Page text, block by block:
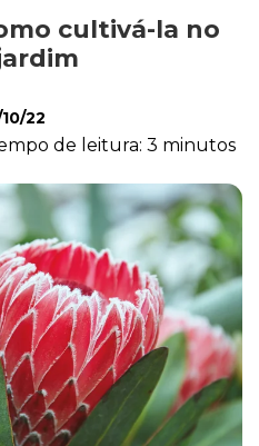
Pets
Piscina
cultivá-la no
22
de leitura: 3 minutos